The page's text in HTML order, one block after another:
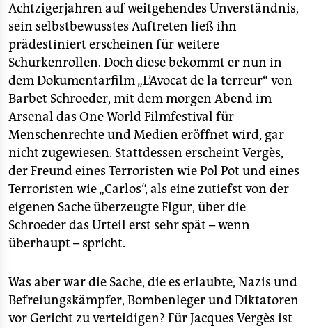
veranstaltungen
shop
fragen & hilfe
unterstützen
abo
genossenschaft
epaper login
Achtzigerjahren auf weitgehendes Unverständnis,
sein selbstbewusstes Auftreten ließ ihn
prädestiniert erscheinen für weitere
Schurkenrollen. Doch diese bekommt er nun in
dem Dokumentarfilm „L’Avocat de la terreur“ von
Barbet Schroeder, mit dem morgen Abend im
Arsenal das One World Filmfestival für
Menschenrechte und Medien eröffnet wird, gar
nicht zugewiesen. Stattdessen erscheint Vergès,
der Freund eines Terroristen wie Pol Pot und eines
Terroristen wie „Carlos“, als eine zutiefst von der
eigenen Sache überzeugte Figur, über die
Schroeder das Urteil erst sehr spät – wenn
überhaupt – spricht.
Was aber war die Sache, die es erlaubte, Nazis und
Befreiungskämpfer, Bombenleger und Diktatoren
vor Gericht zu verteidigen? Für Jacques Vergès ist